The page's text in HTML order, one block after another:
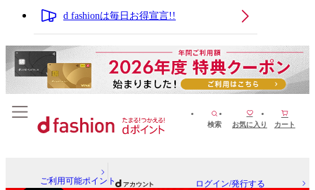
d fashionは毎日お得宣言!!
検索 お気に入り カート
ご利用可能ポイント ログイン/発行する